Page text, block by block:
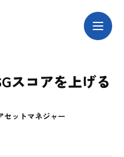
スコアを上げる
セットマネジャー